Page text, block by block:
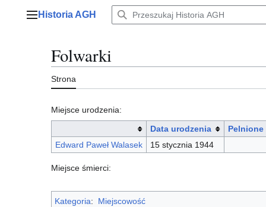
Menu główne
Historia AGH
Folwarki
Strona
Miejsce urodzenia:
Data urodzenia
Edward Paweł Walasek
15 stycznia 1944
Miejsce śmierci:
Kategoria: Miejscowość